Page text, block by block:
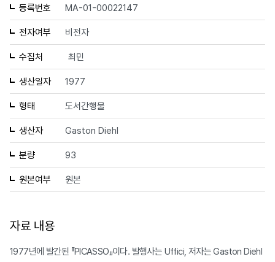
등록번호 MA-01-00022147
전자여부 비전자
수집처 최민
생산일자 1977
형태 도서간행물
생산자 Gaston Diehl
분량 93
원본여부 원본
자료 내용
1977년에 발간된 『PICASSO』이다. 발행사는 Uffici, 저자는 Gaston Diehl